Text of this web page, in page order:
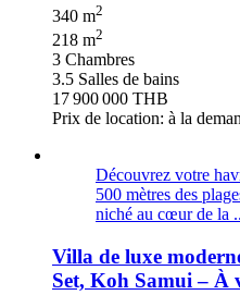
340 m2
218 m2
3 Chambres
3.5 Salles de bains
17 900 000 THB
Prix de location: à la
Découvrez votre
500 mètres des
niché au cœur de la ..
Villa de luxe
Set, Koh Samui – À